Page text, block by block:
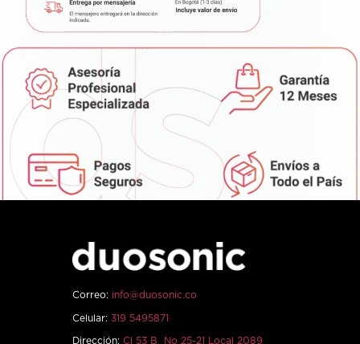
Correo: info@duosonic.co
Celular: 319 5495871
Dirección: Cl 53 B No 25-21 Local 2089